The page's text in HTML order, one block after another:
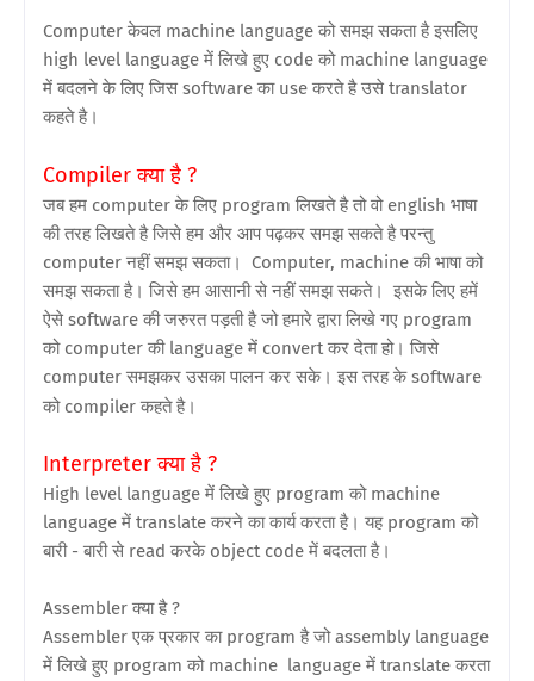
Computer केवल machine language को समझ सकता है इसलिए
high level language में लिखे हुए code को machine language
में बदलने के लिए जिस software का use करते है उसे translator
कहते है।
Compiler क्या है ?
जब हम computer के लिए program लिखते है तो वो english भाषा
की तरह लिखते है जिसे हम और आप पढ़कर समझ सकते है परन्तु
computer नहीं समझ सकता। Computer, machine की भाषा को
समझ सकता है। जिसे हम आसानी से नहीं समझ सकते। इसके लिए हमें
ऐसे software की जरुरत पड़ती है जो हमारे द्वारा लिखे गए program
को computer की language में convert कर देता हो। जिसे
computer समझकर उसका पालन कर सके। इस तरह के software
को compiler कहते है।
Interpreter क्या है ?
High level language में लिखे हुए program को machine
language में translate करने का कार्य करता है। यह program को
बारी - बारी से read करके object code में बदलता है।
Assembler क्या है ?
Assembler एक प्रकार का program है जो assembly language
में लिखे हुए program को machine language में translate करता